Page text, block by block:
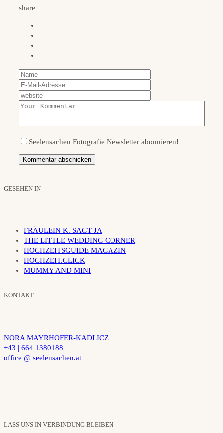
share
Seelensachen Fotografie Newsletter abonnieren!
GESEHEN IN
FRÄULEIN K. SAGT JA
THE LITTLE WEDDING CORNER
HOCHZEITSGUIDE MAGAZIN
HOCHZEIT.CLICK
MUMMY AND MINI
KONTAKT
NORA MAYRHOFER-KADLICZ
+43 | 664 1380188
office @ seelensachen.at
LASS UNS IN VERBINDUNG BLEIBEN